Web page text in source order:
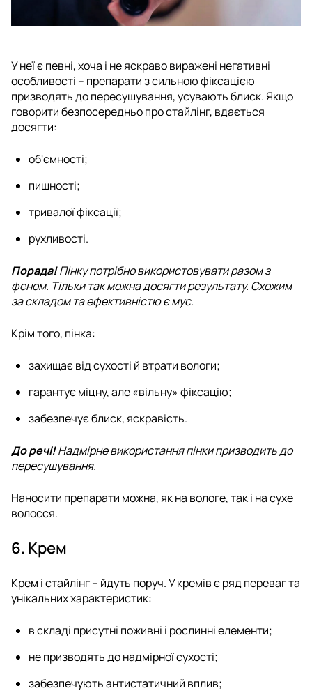
У неї є певні, хоча і не яскраво виражені негативні
особливості – препарати з сильною фіксацією
призводять до пересушування, усувають блиск. Якщо
говорити безпосередньо про стайлінг, вдається
досягти:
об'ємності;
пишності;
тривалої фіксації;
рухливості.
Порада!Пінку потрібно використовувати разом з
феном. Тільки так можна досягти результату. Схожим
за складом та ефективністю є мус.
Крім того, пінка:
захищає від сухості й втрати вологи;
гарантує міцну, але «вільну» фіксацію;
забезпечує блиск, яскравість.
До речі!Надмірне використання пінки призводить до
пересушування.
Наносити препарати можна, як на вологе, так і на сухе
волосся.
6. Крем
Крем і стайлінг – йдуть поруч. У кремів є ряд переваг та
унікальних характеристик:
в складі присутні поживні і рослинні елементи;
не призводять до надмірної сухості;
забезпечують антистатичний вплив;